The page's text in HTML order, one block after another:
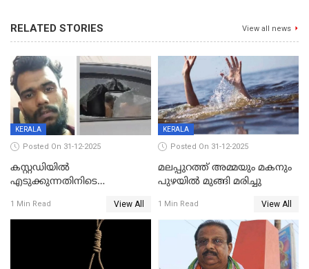
RELATED STORIES View all news
KERALA
Posted On 31-12-2025
കസ്റ്റഡിയിൽ
എടുക്കുന്നതിനിടെ
വധശ്രമക്കേസ് പ്രതി പിടിയിൽ
1 Min Read View All
KERALA
Posted On 31-12-2025
മലപ്പുറത്ത് അമ്മയും മകനും
പുഴയിൽ മുങ്ങി മരിച്ചു
1 Min Read View All